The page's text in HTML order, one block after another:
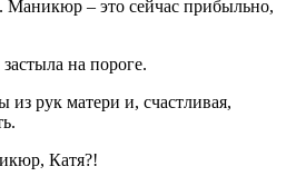
Маникюр – это сейчас прибыльно,
на пороге.
из рук матери и, счастливая,
Катя?!